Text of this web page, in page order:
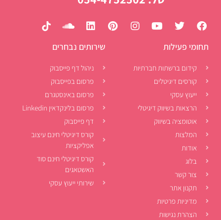
תחומי פעילות
קידום ברשתות חברתיות
קורסים דיגיטלים
ייעוץ עסקי
הרצאות בשיווק דיגיטלי
אוטומציה בשיווק
המלצות
אודות
בלוג
צור קשר
תקנון אתר
מדיניות פרטיות
הצהרת נגישות
שירותים נבחרים
ניהול דף פייסבוק
פרסום בפייסבוק
פרסום באינסטגרם
פרסום בלינקדאין Linkedin
דף פייסבוק
קורס דיגיטלי חינם עיצוב
אפליקציות
קורס דיגיטלי חינם סוד
האשטאגים
שירותי ייעוץ עסקי